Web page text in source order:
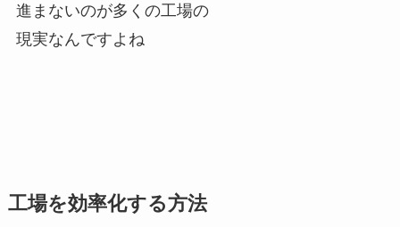
進まないのが多くの工場の
現実なんですよね
工場を効率化する方法